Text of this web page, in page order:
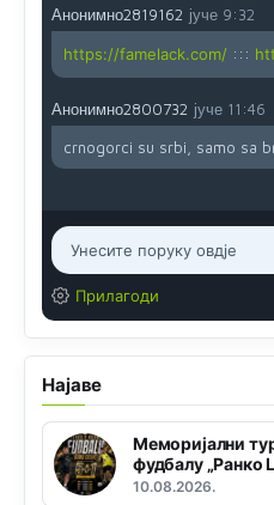
Анонимно2819162 јуче 9:32
https://famelack.com/ :::
Анонимно2800732 јуче 11:46
crnogorci su srbi, samo sa
Прилагоди
Најаве
Меморијални
фудбалу „Ранко
10.08.2026.